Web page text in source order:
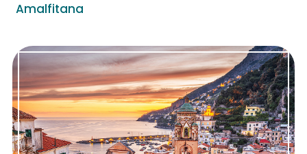
Amalfitana